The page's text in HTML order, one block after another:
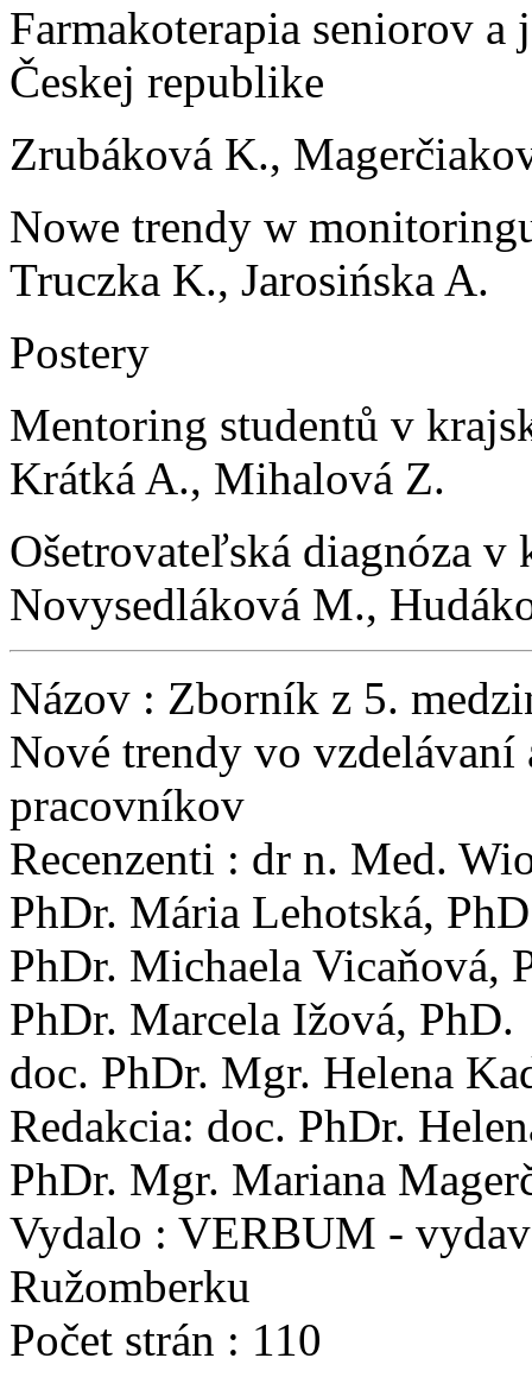
Farmakoterapia seniorov
Českej republike
Zrubáková K.,
Nowe trendy w
Truczka K., Jarosińska A.
Postery
Mentoring studentů v
Krátká A., Mihalová Z.
Ošetrovateľská diagnóza
Novysedláková M.,
Názov : Zborník z 5.
Nové trendy vo
pracovníkov
Recenzenti : dr n. Med.
PhDr. Mária Lehotská,
PhDr. Michaela Vicaňová,
PhDr. Marcela Ižová, PhD.
doc. PhDr. Mgr. Helena
Redakcia: doc. PhDr.
PhDr. Mgr. Mariana
Vydalo : VERBUM -
Ružomberku
Počet strán : 110